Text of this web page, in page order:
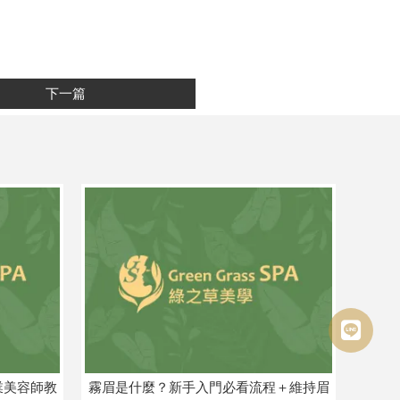
下一篇
容師教 霧眉是什麼？新手入門必看流程＋維持眉